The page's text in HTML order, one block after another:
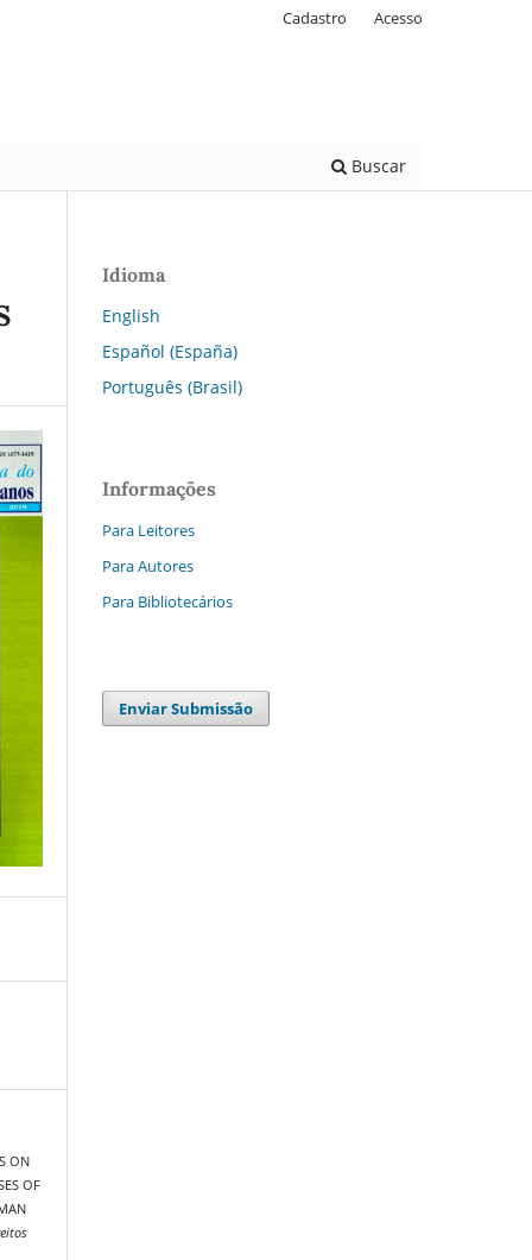
Buscar
Cadastro Acesso
ON
OF
Idioma
English
Español (España)
Português (Brasil)
Informações
Para Leitores
Para Autores
Para Bibliotecários
Enviar Submissão